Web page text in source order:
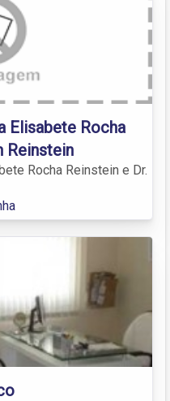
Elisabete Rocha
Reinstein
Rocha Reinstein e Dr.